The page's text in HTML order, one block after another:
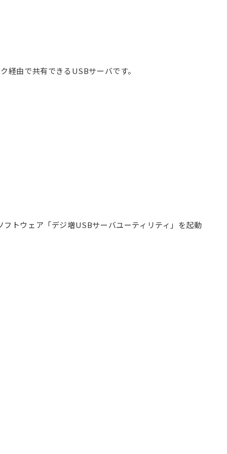
由で共有できるUSBサーバです。
トウェア「デジ増USBサーバユーティリティ」を起動